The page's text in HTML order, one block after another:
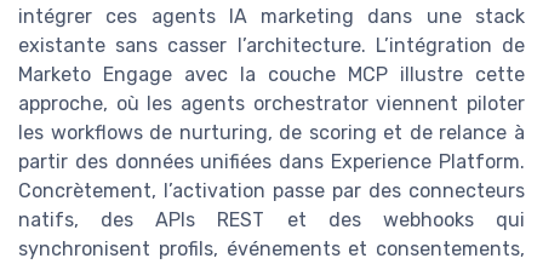
intégrer ces agents IA marketing dans une stack
existante sans casser l’architecture. L’intégration de
Marketo Engage avec la couche MCP illustre cette
approche, où les agents orchestrator viennent piloter
les workflows de nurturing, de scoring et de relance à
partir des données unifiées dans Experience Platform.
Concrètement, l’activation passe par des connecteurs
natifs, des APIs REST et des webhooks qui
synchronisent profils, événements et consentements,